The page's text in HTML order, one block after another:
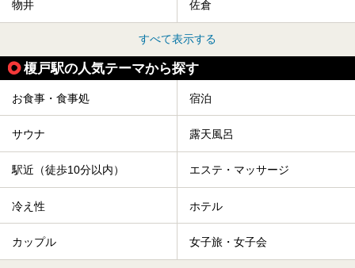
物井 佐倉
すべて表示する
榎戸駅の人気テーマから探す
お食事・食事処 宿泊
サウナ 露天風呂
駅近（徒歩10分以内） エステ・マッサージ
冷え性 ホテル
カップル 女子旅・女子会